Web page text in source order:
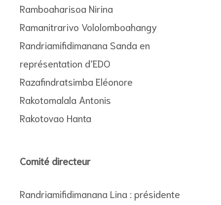
Ramboaharisoa Nirina
Ramanitrarivo Vololomboahangy
Randriamifidimanana Sanda en
représentation d’EDO
Razafindratsimba Eléonore
Rakotomalala Antonis
Rakotovao Hanta
Comité directeur
Randriamifidimanana Lina : présidente